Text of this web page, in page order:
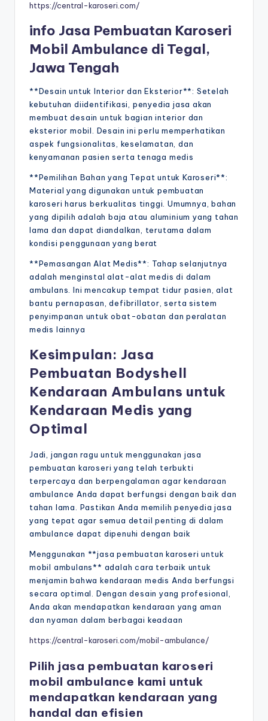
https://central-karoseri.com/
info Jasa Pembuatan Karoseri
Mobil Ambulance di Tegal,
Jawa Tengah
**Desain untuk Interior dan Eksterior**: Setelah
kebutuhan diidentifikasi, penyedia jasa akan
membuat desain untuk bagian interior dan
eksterior mobil. Desain ini perlu memperhatikan
aspek fungsionalitas, keselamatan, dan
kenyamanan pasien serta tenaga medis
**Pemilihan Bahan yang Tepat untuk Karoseri**:
Material yang digunakan untuk pembuatan
karoseri harus berkualitas tinggi. Umumnya, bahan
yang dipilih adalah baja atau aluminium yang tahan
lama dan dapat diandalkan, terutama dalam
kondisi penggunaan yang berat
**Pemasangan Alat Medis**: Tahap selanjutnya
adalah menginstal alat-alat medis di dalam
ambulans. Ini mencakup tempat tidur pasien, alat
bantu pernapasan, defibrillator, serta sistem
penyimpanan untuk obat-obatan dan peralatan
medis lainnya
Kesimpulan: Jasa
Pembuatan Bodyshell
Kendaraan Ambulans untuk
Kendaraan Medis yang
Optimal
Jadi, jangan ragu untuk menggunakan jasa
pembuatan karoseri yang telah terbukti
terpercaya dan berpengalaman agar kendaraan
ambulance Anda dapat berfungsi dengan baik dan
tahan lama. Pastikan Anda memilih penyedia jasa
yang tepat agar semua detail penting di dalam
ambulance dapat dipenuhi dengan baik
Menggunakan **jasa pembuatan karoseri untuk
mobil ambulans** adalah cara terbaik untuk
menjamin bahwa kendaraan medis Anda berfungsi
secara optimal. Dengan desain yang profesional,
Anda akan mendapatkan kendaraan yang aman
dan nyaman dalam berbagai keadaan
https://central-karoseri.com/mobil-ambulance/
Pilih jasa pembuatan karoseri
mobil ambulance kami untuk
mendapatkan kendaraan yang
handal dan efisien